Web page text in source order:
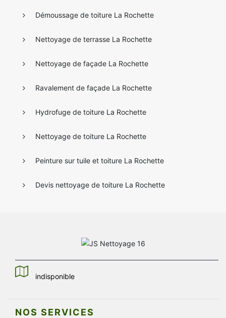
Démoussage de toiture La Rochette
Nettoyage de terrasse La Rochette
Nettoyage de façade La Rochette
Ravalement de façade La Rochette
Hydrofuge de toiture La Rochette
Nettoyage de toiture La Rochette
Peinture sur tuile et toiture La Rochette
Devis nettoyage de toiture La Rochette
indisponible
NOS SERVICES